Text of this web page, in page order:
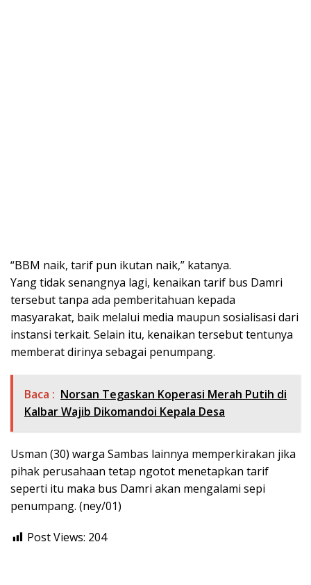
“BBM naik, tarif pun ikutan naik,” katanya.
Yang tidak senangnya lagi, kenaikan tarif bus Damri
tersebut tanpa ada pemberitahuan kepada
masyarakat, baik melalui media maupun sosialisasi dari
instansi terkait. Selain itu, kenaikan tersebut tentunya
memberat dirinya sebagai penumpang.
Baca : Norsan Tegaskan Koperasi Merah Putih di
Kalbar Wajib Dikomandoi Kepala Desa
Usman (30) warga Sambas lainnya memperkirakan jika
pihak perusahaan tetap ngotot menetapkan tarif
seperti itu maka bus Damri akan mengalami sepi
penumpang. (ney/01)
Post Views: 204